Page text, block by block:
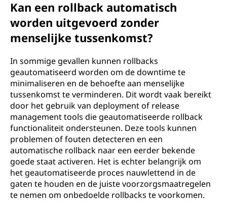
Kan een rollback automatisch
worden uitgevoerd zonder
menselijke tussenkomst?
In sommige gevallen kunnen rollbacks
geautomatiseerd worden om de downtime te
minimaliseren en de behoefte aan menselijke
tussenkomst te verminderen. Dit wordt vaak bereikt
door het gebruik van deployment of release
management tools die geautomatiseerde rollback
functionaliteit ondersteunen. Deze tools kunnen
problemen of fouten detecteren en een
automatische rollback naar een eerder bekende
goede staat activeren. Het is echter belangrijk om
het geautomatiseerde proces nauwlettend in de
gaten te houden en de juiste voorzorgsmaatregelen
te nemen om onbedoelde rollbacks te voorkomen.